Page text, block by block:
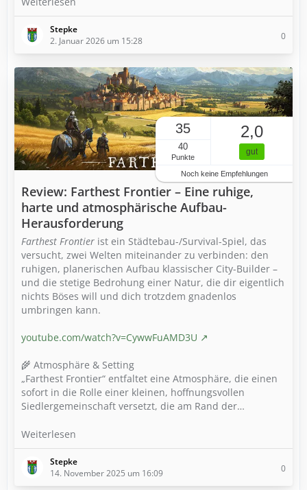
Stepke
2. Januar 2026 um 15:28
0
35
40
Punkte
2,0
gut
Noch keine Empfehlungen
Review: Farthest Frontier – Eine ruhige,
harte und atmosphärische Aufbau-
Herausforderung
Farthest Frontier ist ein Städtebau-/Survival-Spiel, das
versucht, zwei Welten miteinander zu verbinden: den
ruhigen, planerischen Aufbau klassischer City-Builder –
und die stetige Bedrohung einer Natur, die dir eigentlich
nichts Böses will und dich trotzdem gnadenlos
umbringen kann.
youtube.com/watch?v=CywwFuAMD3U
🌾 Atmosphäre & Setting
„Farthest Frontier“ entfaltet eine Atmosphäre, die einen
sofort in die Rolle einer kleinen, hoffnungsvollen
Siedlergemeinschaft versetzt, die am Rand der…
Weiterlesen
Stepke
14. November 2025 um 16:09
0